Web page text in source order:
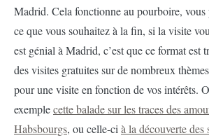
Madrid. Cela fonctionne au pourboire,
ce que vous souhaitez à la fin, si la visite
est génial à Madrid, c’est que ce format est
des visites gratuites sur de nombreux
pour une visite en fonction de vos intérêts.
exemplecette balade sur les traces des
Habsbourgs, ou celle-ci à la découverte des